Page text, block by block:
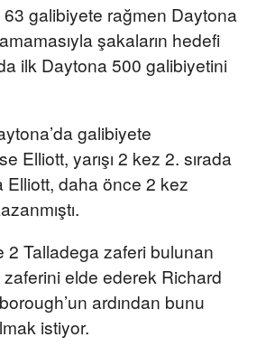
63 galibiyete rağmen Daytona
şakaların hedefi
ilk Daytona 500 galibiyetini
galibiyete
Elliott, yarışı 2 kez 2. sırada
Elliott, daha önce 2 kez
2 Talladega zaferi bulunan
elde ederek Richard
ardından bunu
istiyor.